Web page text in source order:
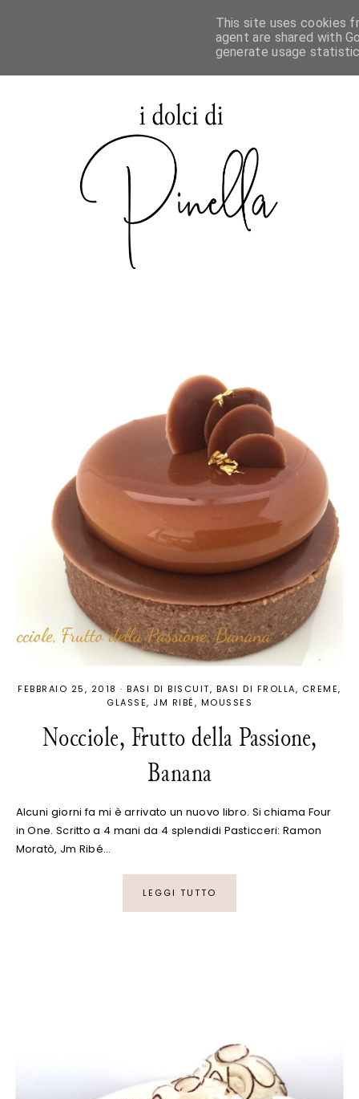
FEBBRAIO 25, 2018 · BASI DI BISCUIT BASI DI FROLLA
CREME
GLASSE
JM RIBÉ MOUSSES
Nocciole, Frutto della Passione,
Banana
Alcuni giorni fa mi è arrivato un nuovo libro. Si chiama Four
in One. Scritto a 4 mani da 4 splendidi Pasticceri: Ramon
Moratò, Jm Ribé…
LEGGI TUTTO
This site uses cookies
agent are shared with
generate usage